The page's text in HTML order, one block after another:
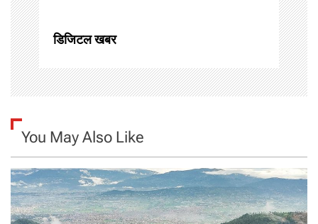
o
n
डिजिटल खबर
You May Also Like